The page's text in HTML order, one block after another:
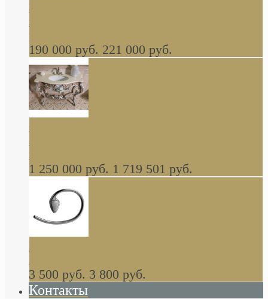
Decorated Bathroom раковина овальная
встраиваемая для ванной с рисунком синяя
роза В НАЛИЧИИ
190 000 руб. 221 000 руб.
стиле барокко, из массива дерева, светло
коричневый матовый окрас + серебро
1 250 000 руб. 1 719 501 руб.
Khala Colombo аксессуары (серия) В
НАЛИЧИИ
3 500 руб. 3 800 руб.
Контакты